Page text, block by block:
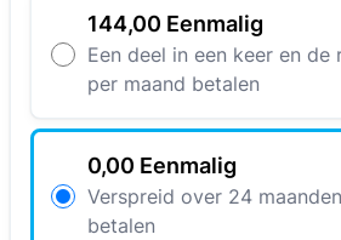
144,00 Eenmalig
Een deel in een keer en de
per maand betalen
0,00 Eenmalig
Verspreid over 24 maanden
betalen